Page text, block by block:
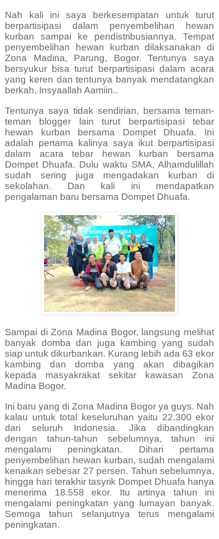
Nah kali ini saya berkesempatan untuk turut
berpartisipasi dalam penyembelihan hewan
kurban sampai ke pendistribusiannya. Tempat
penyembelihan hewan kurban dilaksanakan di
Zona Madina, Parung, Bogor. Tentunya saya
bersyukur bisa turut berpartisipasi dalam acara
yang keren dan tentunya banyak mendatangkan
berkah, Insyaallah Aamiin..
Tentunya saya tidak sendirian, bersama teman-
teman blogger lain turut berpartisipasi tebar
hewan kurban bersama Dompet Dhuafa. Ini
adalah pertama kalinya saya ikut berpartisipasi
dalam acara tebar hewan kurban bersama
Dompet Dhuafa. Dulu waktu SMA, Alhamdulillah
sudah sering juga mengadakan kurban di
sekolahan. Dan kali ini mendapatkan
pengalaman baru bersama Dompet Dhuafa.
Sampai di Zona Madina Bogor, langsung melihat
banyak domba dan juga kambing yang sudah
siap untuk dikurbankan. Kurang lebih ada 63 ekor
kambing dan domba yang akan dibagikan
kepada masyakrakat sekitar kawasan Zona
Madina Bogor.
Ini baru yang di Zona Madina Bogor ya guys. Nah
kalau untuk total keseluruhan yaitu 22.300 ekor
dari seluruh Indonesia. Jika dibandingkan
dengan tahun-tahun sebelumnya, tahun ini
mengalami peningkatan. Dihari pertama
penyembelihan hewan kurban, sudah mengalami
kenaikan sebesar 27 persen. Tahun sebelumnya,
hingga hari terakhir tasyrik Dompet Dhuafa hanya
menerima 18.558 ekor. Itu artinya tahun ini
mengalami peningkatan yang lumayan banyak.
Semoga tahun selanjutnya terus mengalami
peningkatan.